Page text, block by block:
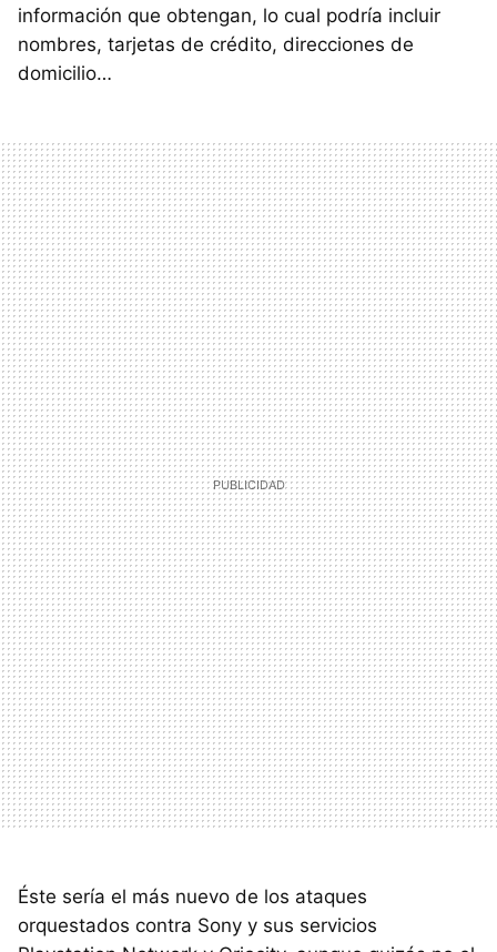
información que obtengan, lo cual podría incluir
nombres, tarjetas de crédito, direcciones de
domicilio…
Éste sería el más nuevo de los ataques
orquestados contra Sony y sus servicios